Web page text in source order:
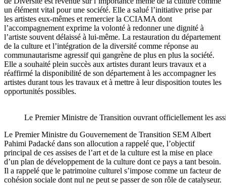
un élément vital pour une société. Elle a salué l’initiative prise par
les artistes eux-mêmes et remercier la CCIAMA dont
l’accompagnement exprime la volonté à redonner une dignité à
l’artiste souvent délaissé à lui-même. La restauration du département
de la culture et l’intégration de la diversité comme réponse au
communautarisme agressif qui gangrène de plus en plus la société.
Elle a souhaité plein succès aux artistes durant leurs travaux et a
réaffirmé la disponibilité de son département à les accompagner les
artistes durant tous les travaux et à mettre à leur disposition toutes les
opportunités possibles.
Le Premier Ministre de Transition ouvrant officiellement les
Le Premier Ministre du Gouvernement de Transition SEM Albert
Pahimi Padacké dans son allocution a rappelé que, l’objectif
principal de ces assises de l’art et de la culture est la mise en place
d’un plan de développement de la culture dont ce pays a tant besoin.
Il a rappelé que le patrimoine culturel s’impose comme un facteur de
cohésion sociale dont nul ne peut se passer de son rôle de catalyseur.